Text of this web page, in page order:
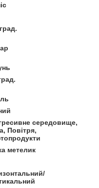
середовище,
Повітря,
метелик